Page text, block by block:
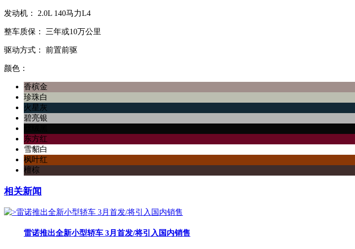
发动机： 2.0L 140马力L4
整车质保： 三年或10万公里
驱动方式： 前置前驱
颜色：
香槟金
珍珠白
火星灰
碧亮银
东方红
雪貂白
枫叶红
檀棕
相关新闻
雷诺推出全新小型轿车 3月首发/将引入国内销售